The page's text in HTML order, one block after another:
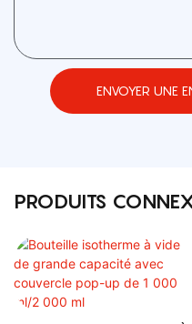
ENVOYER UNE
PRODUITS